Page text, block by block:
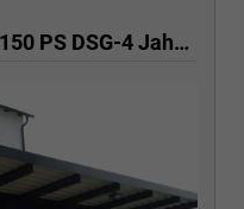
Selection 1,5 TSI mHEV 150 PS DSG-4 Jahre Garantie-Anhängerkupplung schwenkbar-PDC vorne und hinten-Sitzheizung-Smart Link